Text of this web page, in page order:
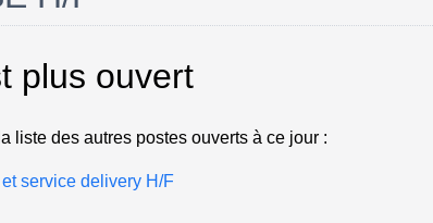
plus ouvert
liste des autres postes ouverts à ce jour :
service delivery H/F